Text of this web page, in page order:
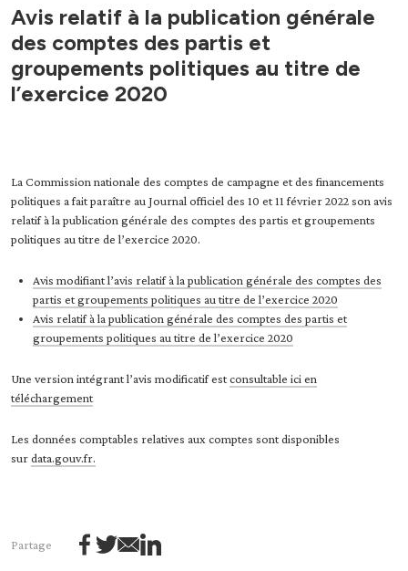
Avis relatif à la publication générale
des comptes des partis et
groupements politiques au titre de
l’exercice 2020
La Commission nationale des comptes de campagne et des financements
politiques a fait paraître au Journal officiel des 10 et 11 février 2022 son avis
relatif à la publication générale des comptes des partis et groupements
politiques au titre de l’exercice 2020.
Avis modifiant l’avis relatif à la publication générale des comptes des
partis et groupements politiques au titre de l’exercice 2020
Avis relatif à la publication générale des comptes des partis et
groupements politiques au titre de l’exercice 2020
Une version intégrant l’avis modificatif estconsultable ici en
téléchargement
Les données comptables relatives aux comptes sont disponibles
surdata.gouv.fr.
Partage